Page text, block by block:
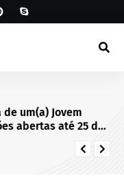
um(a) Jovem
abertas até 25 de